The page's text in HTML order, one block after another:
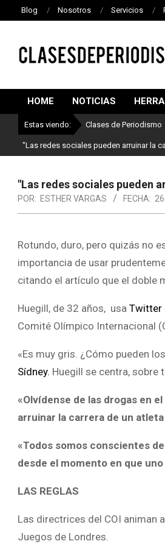
Blog Nosotros Servicios
DE
PERIODISMO
HOME NOTICIAS
Estas viendo: Clases de Periodismo
"Las redes sociales pueden arruinar la
"Las redes sociales pueden
POR: ESTHER VARGAS FECHA:
Rotundo, duro, pero quizás no
importancia de usar
citando el artículo que el doble
Huegill, de 32 años, usa Twitter
Comité Olímpico Internacional
«Es muy gris. ¿Cómo pueden
Sídney. Huegill se centra, sobre
«Olvídense de las drogas en
arruinar la carrera de un
«Todos somos conscientes
desde el momento en que
LAS REGLAS
Las directrices del COI animan
Juegos de Londres.